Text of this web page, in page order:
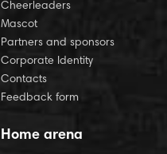
Cheerleaders
Mascot
Partners and sponsors
Corporate Identity
Contacts
Feedback form
Home arena